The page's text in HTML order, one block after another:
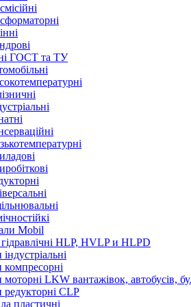
ГОСТ та ТУ
Mobil
HLP, HVLP и HLPD
LKW вантажівок, автобусів,
CLP
пластичні